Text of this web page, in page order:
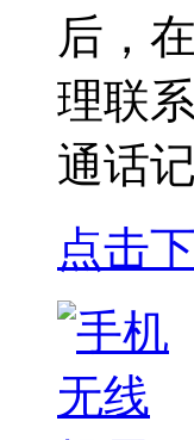
后，
理联
通话
点击